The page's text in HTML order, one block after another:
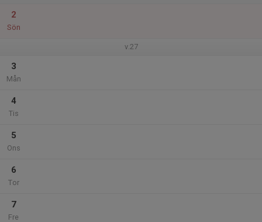
2
Sön
v.27
3
Mån
4
Tis
5
Ons
6
Tor
7
Fre